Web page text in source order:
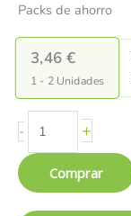
Packs de ahorro
3,46 €
1 - 2 Unidades
- +
Comprar